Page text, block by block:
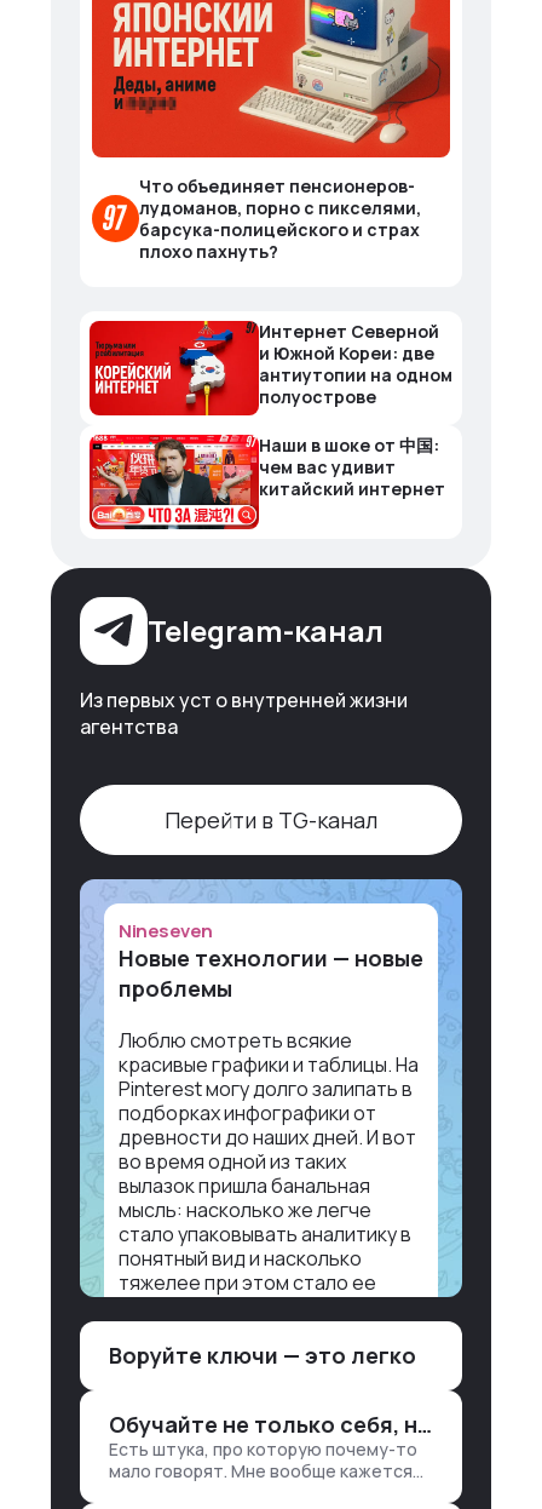
Что объединяет пенсионеров-
лудоманов, порно с пикселями,
барсука-полицейского и страх
плохо пахнуть?
Интернет Северной
и Южной Кореи: две
антиутопии на одном
полуострове
Наши в шоке от 中国:
чем вас удивит
китайский интернет
Telegram-канал
Из первых уст о внутренней жизни
агентства
Перейти в TG-канал
Nineseven
Новые технологии — новые
проблемы
Люблю смотреть всякие
красивые графики и таблицы. На
Pinterest могу долго залипать в
подборках инфографики от
древности до наших дней. И вот
во время одной из таких
вылазок пришла банальная
мысль: насколько же легче
стало упаковывать аналитику в
понятный вид и насколько
тяжелее при этом стало ее
Объясню в разрезе нашей
лет 15 назад, нужно было:
1. Собирать данные в одну базу и
разгребать их оттуда вручную:
Воруйте ключи — это легко
Обучайте не только себя, но и клиентов
Есть штука, про которую почему-то
мало говорят. Мне вообще кажется